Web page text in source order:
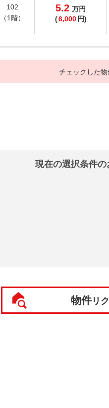
102
（1階）
5.2 万円
(6,000 円)
チェックした物
現在の選択条件
物件リ